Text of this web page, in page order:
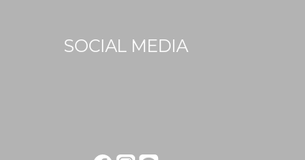
SOCIAL MEDIA